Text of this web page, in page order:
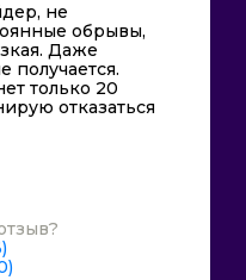
не
обрывы,
Даже
получается.
только 20
отказаться
)
)